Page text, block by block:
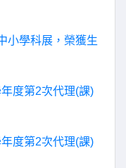
小學科展，榮獲生
度第2次代理(課)
度第2次代理(課)